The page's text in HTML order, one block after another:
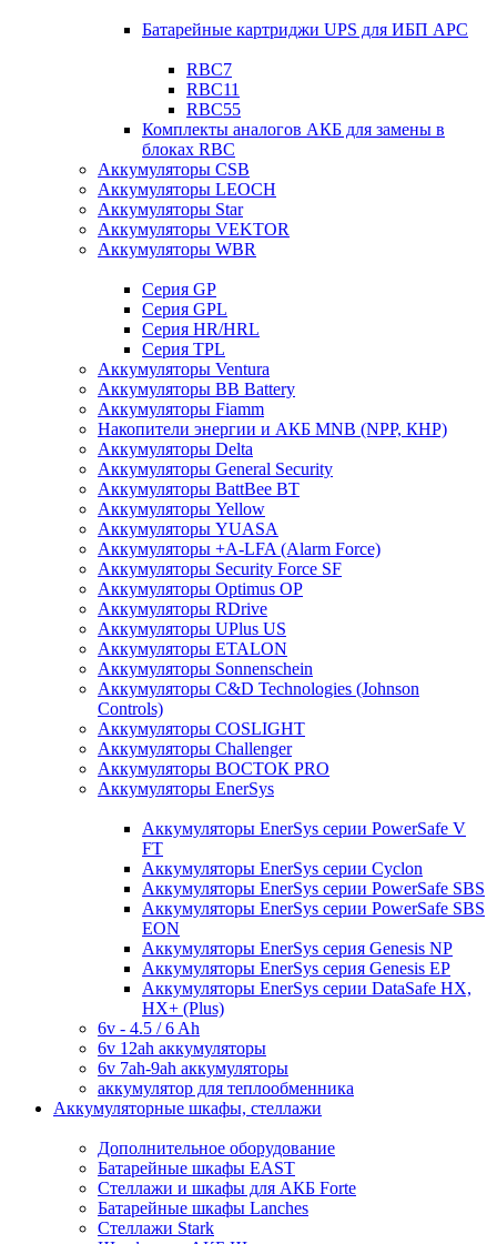
Батарейные картриджи UPS для ИБП APC
RBC7
RBC11
RBC55
Комплекты аналогов АКБ для замены в
блоках RBC
Аккумуляторы CSB
Аккумуляторы LEOCH
Аккумуляторы Star
Аккумуляторы VEKTOR
Аккумуляторы WBR
Cерия GP
Серия GPL
Серия HR/HRL
Серия TPL
Аккумуляторы Ventura
Аккумуляторы BB Battery
Аккумуляторы Fiamm
Накопители энергии и АКБ MNB (NPP, КНР)
Аккумуляторы Delta
Аккумуляторы General Security
Аккумуляторы BattBee BT
Аккумуляторы Yellow
Аккумуляторы YUASA
Аккумуляторы +A-LFA (Alarm Force)
Аккумуляторы Security Force SF
Аккумуляторы Optimus OP
Аккумуляторы RDrive
Аккумуляторы UPlus US
Аккумуляторы ETALON
Аккумуляторы Sonnenschein
Аккумуляторы С&D Technologies (Johnson
Controls)
Аккумуляторы COSLIGHT
Аккумуляторы Challenger
Аккумуляторы ВОСТОК PRO
Аккумуляторы EnerSys
Аккумуляторы EnerSys серии PowerSafe V
FT
Аккумуляторы EnerSys серии Cyclon
Аккумуляторы EnerSys серии PowerSafe SBS
Аккумуляторы EnerSys серии PowerSafe SBS
EON
Аккумуляторы EnerSys серия Genesis NP
Аккумуляторы EnerSys серия Genesis EP
Аккумуляторы EnerSys серии DataSafe HX,
HX+ (Plus)
6v - 4.5 / 6 Ah
6v 12ah аккумуляторы
6v 7ah-9ah аккумуляторы
аккумулятор для теплообменника
Аккумуляторные шкафы, стеллажи
Дополнительное оборудование
Батарейные шкафы EAST
Стеллажи и шкафы для АКБ Forte
Батарейные шкафы Lanches
Стеллажи Stark